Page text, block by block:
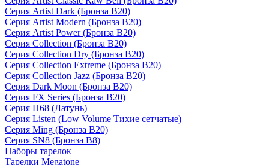
Серия Artist Dark (Бронза B20)
Серия Artist Modern (Бронза B20)
Серия Artist Power (Бронза B20)
Серия Collection (Бронза B20)
Серия Collection Dry (Бронза B20)
Серия Collection Extreme (Бронза B20)
Серия Collection Jazz (Бронза B20)
Серия Dark Moon (Бронза B20)
Серия FX Series (Бронза B20)
Серия H68 (Латунь)
Серия Listen (Low Volume Тихие сетчатые)
Серия Ming (Бронза B20)
Серия SN8 (Бронза B8)
Наборы тарелок
Тарелки Megatone